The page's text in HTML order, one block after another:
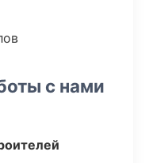
с нами